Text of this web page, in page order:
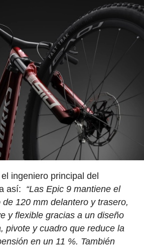
ingeniero principal del
así: “Las Epic 9 mantiene el
120 mm delantero y trasero,
y flexible gracias a un diseño
pivote y cuadro que reduce la
en un 11 %. También